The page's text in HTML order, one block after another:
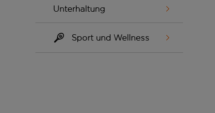
Unterhaltung
Sport und Wellness